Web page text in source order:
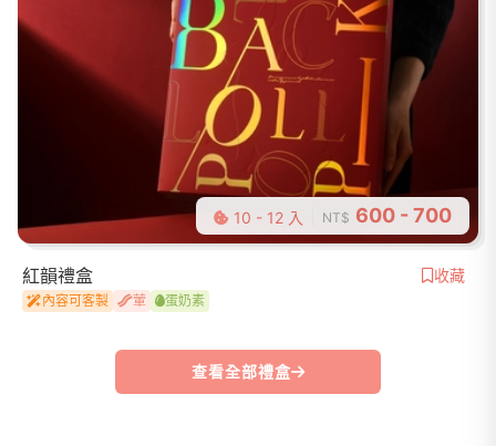
10 - 12 入 NT$ 600 - 700
紅韻禮盒 收藏
內容可客製 葷 蛋奶素
查看全部禮盒